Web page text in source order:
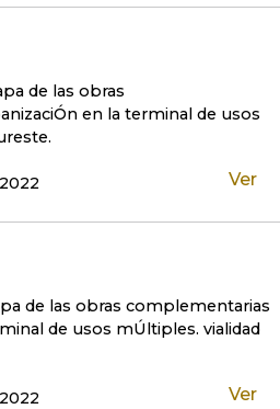
de las obras
en la terminal de usos
Ver
de las obras complementarias
de usos mÚltiples. vialidad
Ver